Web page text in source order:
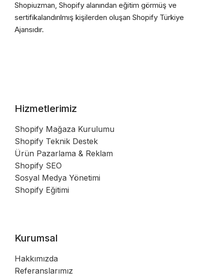
Shopiuzman, Shopify alanından eğitim görmüş ve
sertifikalandırılmış kişilerden oluşan Shopify Türkiye
Ajansıdır.
Hizmetlerimiz
Shopify Mağaza Kurulumu
Shopify Teknik Destek
Ürün Pazarlama & Reklam
Shopify SEO
Sosyal Medya Yönetimi
Shopify Eğitimi
Kurumsal
Hakkımızda
Referanslarımız